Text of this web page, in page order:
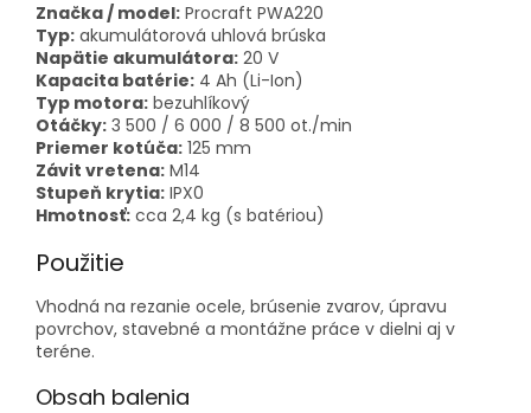
Značka / model: Procraft PWA220
Typ: akumulátorová uhlová brúska
Napätie akumulátora: 20 V
Kapacita batérie: 4 Ah (Li-Ion)
Typ motora: bezuhlíkový
Otáčky: 3 500 / 6 000 / 8 500 ot./min
Priemer kotúča: 125 mm
Závit vretena: M14
Stupeň krytia: IPX0
Hmotnosť: cca 2,4 kg (s batériou)
Použitie
Vhodná na rezanie ocele, brúsenie zvarov, úpravu
povrchov, stavebné a montážne práce v dielni aj v
teréne.
Obsah balenia